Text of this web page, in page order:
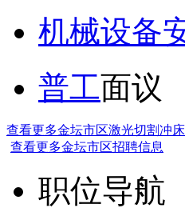
机械设备
普工面议
查看更多金坛市区激光切割冲
查看更多金坛市区招聘信息
职位导航